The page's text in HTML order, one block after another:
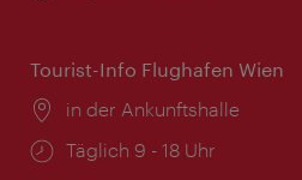
Tourist-Info Flughafen Wien
Ort:
in der Ankunftshalle
Öffnungszeiten:
Täglich 9 - 18 Uhr